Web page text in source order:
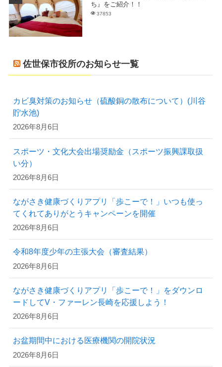
ち』をご紹介！！
37853
佐世保市役所のお知らせ一覧
カビ臭対策のお知らせ（硫酸銅の散布について）(川谷
貯水池)
2026年8月6日
スポーツ・文化大会出場奨励金（スポーツ振興課取扱
い分）
2026年8月6日
ながさき健康づくりアプリ「歩こーで！」いつも使っ
てくれてありがとうキャンペーンを開催
2026年8月6日
令和8年度少年の主張大会（審査結果）
2026年8月6日
ながさき健康づくりアプリ「歩こーで！」をダウンロ
ードしてV・ファーレン長崎を応援しよう！
2026年8月6日
お盆期間中における医療機関の開院状況
2026年8月6日